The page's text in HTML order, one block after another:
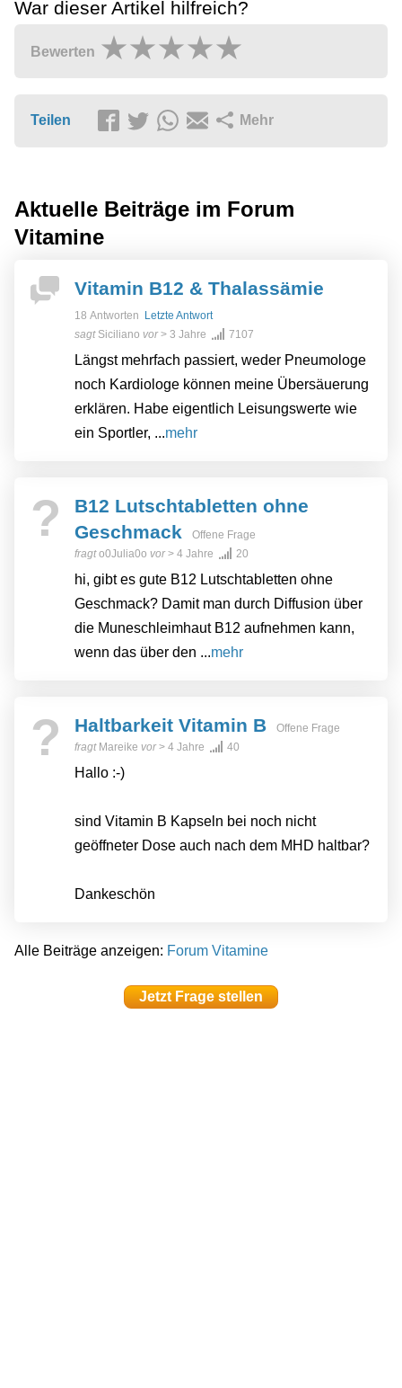
War dieser Artikel hilfreich?
Bewerten
Teilen Mehr
Aktuelle Beiträge im Forum
Vitamine
Vitamin B12 & Thalassämie
18 Antworten
Letzte Antwort
sagt Siciliano vor> 3 Jahre 7107
Längst mehrfach passiert, weder Pneumologe
noch Kardiologe können meine Übersäuerung
erklären. Habe eigentlich Leisungswerte wie
ein Sportler, ...mehr
?
B12 Lutschtabletten ohne
Geschmack
Offene Frage
fragto0Julia0o vor> 4 Jahre 20
hi, gibt es gute B12 Lutschtabletten ohne
Geschmack? Damit man durch Diffusion über
die Muneschleimhaut B12 aufnehmen kann,
wenn das über den ...mehr
? Haltbarkeit Vitamin B
Offene Frage
fragt Mareike vor> 4 Jahre 40
Hallo :-)
sind Vitamin B Kapseln bei noch nicht
geöffneter Dose auch nach dem MHD haltbar?
Dankeschön
Alle Beiträge anzeigen: Forum Vitamine
Jetzt Frage stellen